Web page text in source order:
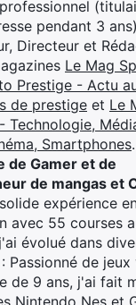
pendant 3
Directeur et
Le Mag
Prestige - Actu
de prestige et Le
Technologie,
Smartphones.
de Gamer et de
de mangas et
expérience
avec 55 courses
évolué dans
Passionné de jeux
de 9 ans, j'ai fait
Nintendo Nes et